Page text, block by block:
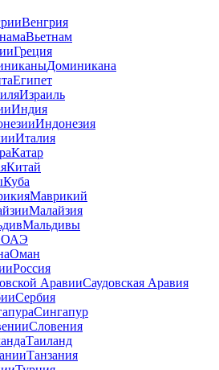
Венгрия
Вьетнам
Греция
Доминикана
Египет
Израиль
Индия
Индонезия
Италия
Катар
Китай
Куба
Маврикий
Малайзия
Мальдивы
ОАЭ
Оман
Россия
Саудовская Аравия
Сербия
Сингапур
Словения
Таиланд
Танзания